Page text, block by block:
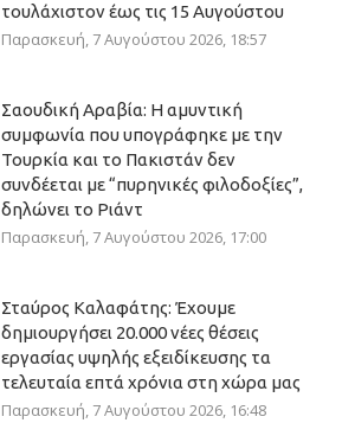
τουλάχιστον έως τις 15 Αυγούστου
Παρασκευή, 7 Αυγούστου 2026, 18:57
Σαουδική Αραβία: Η αμυντική
συμφωνία που υπογράφηκε με την
Τουρκία και το Πακιστάν δεν
συνδέεται με “πυρηνικές φιλοδοξίες”,
δηλώνει το Ριάντ
Παρασκευή, 7 Αυγούστου 2026, 17:00
Σταύρος Καλαφάτης: Έχουμε
δημιουργήσει 20.000 νέες θέσεις
εργασίας υψηλής εξειδίκευσης τα
τελευταία επτά χρόνια στη χώρα μας
Παρασκευή, 7 Αυγούστου 2026, 16:48